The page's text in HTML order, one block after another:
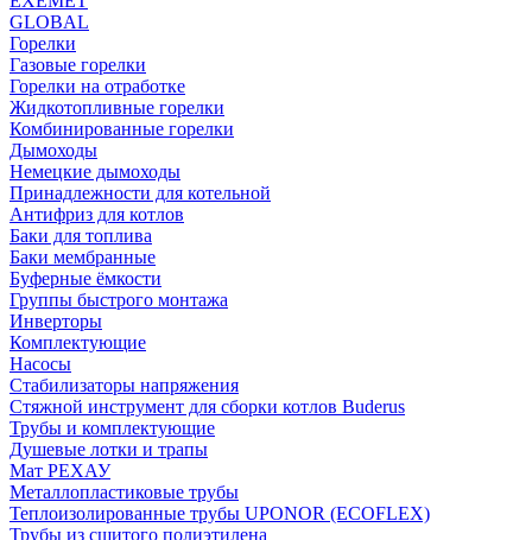
GLOBAL
Горелки
Газовые горелки
Горелки на отработке
Жидкотопливные горелки
Комбинированные горелки
Дымоходы
Немецкие дымоходы
Принадлежности для котельной
Антифриз для котлов
Баки для топлива
Баки мембранные
Буферные ёмкости
Группы быстрого монтажа
Инверторы
Комплектующие
Насосы
Стабилизаторы напряжения
Стяжной инструмент для сборки котлов Buderus
Трубы и комплектующие
Душевые лотки и трапы
Мат РЕХАУ
Металлопластиковые трубы
Теплоизолированные трубы UPONOR (ECOFLEX)
Трубы из сшитого полиэтилена